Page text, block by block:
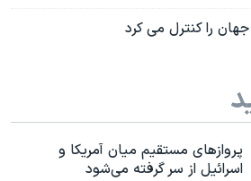
پروازهای مستقیم میان آمریکا و
اسرائیل از سر گرفته می‌شود